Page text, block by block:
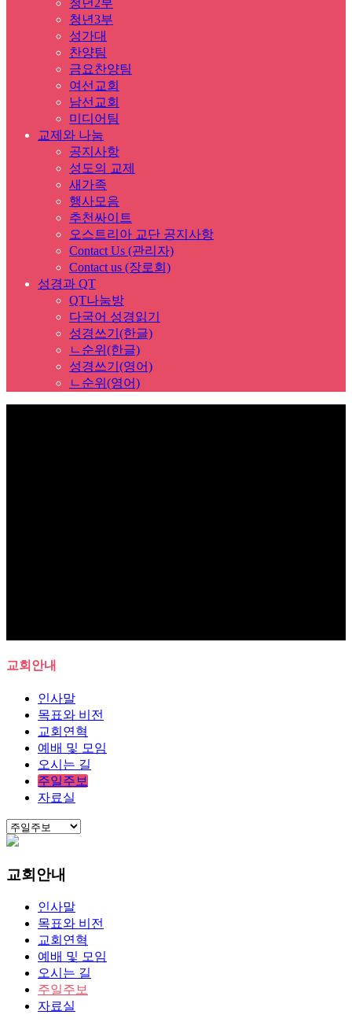
청년2부
청년3부
성가대
찬양팀
금요찬양팀
여선교회
남선교회
미디어팀
교제와 나눔
공지사항
성도의 교제
새가족
행사모음
추천싸이트
오스트리아 교단 공지사항
Contact Us (관리자)
Contact us (장로회)
성경과 QT
QT나눔방
다국어 성경읽기
성경쓰기(한글)
ㄴ순위(한글)
성경쓰기(영어)
ㄴ순위(영어)
교회안내
인사말
목표와 비전
교회연혁
예배 및 모임
오시는 길
주일주보
자료실
교회안내
인사말
목표와 비전
교회연혁
예배 및 모임
오시는 길
주일주보
자료실